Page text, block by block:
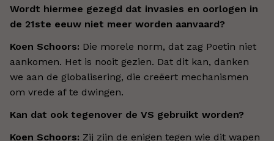
Wordt hiermee gezegd dat invasies en oorlogen in
de 21ste eeuw niet meer worden aanvaard?
Koen Schoors: Die morele norm, dat zag Poetin niet
aankomen. Het is nooit gezien. Dat dit kan, danken
we aan de globalisering, die creëert mechanismen
om vrede af te dwingen.
Kan dat ook tegenover de VS gebruikt worden?
Koen Schoors: Zij zijn de enigen tegen wie dit wapen